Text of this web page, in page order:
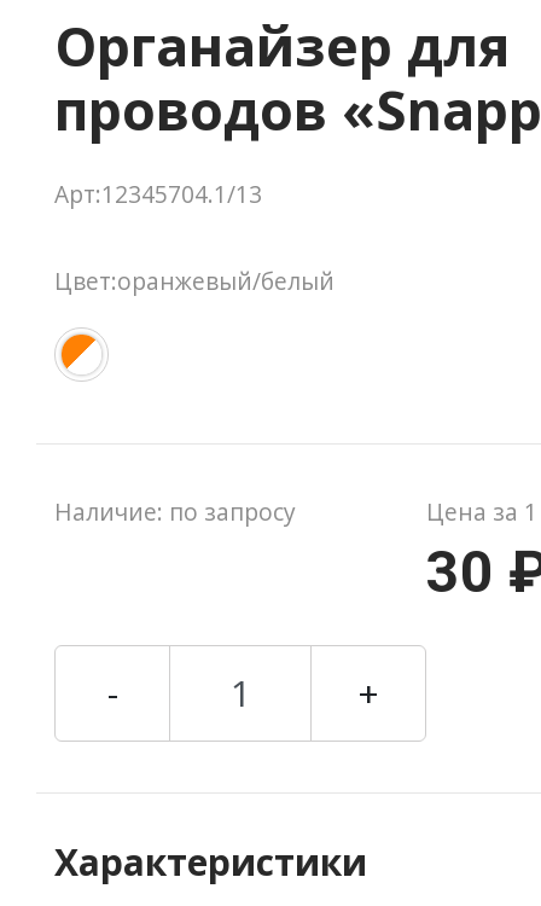
Органайзер для
проводов
Арт:12345704.1/13
Цвет:оранжевый/белый
Цена за
30
- +
Наличие: по запросу
Характеристики